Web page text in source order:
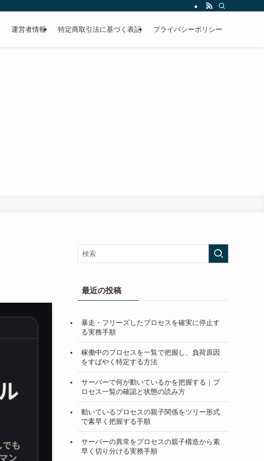
運営者情報 特定商取引法に基づく表記 プライバシーポリシー
最近の投稿
暴走・フリーズしたプロセスを確実に停止す
る実務手順
稼働中のプロセスを一覧で把握し、負荷原因
をすばやく特定する方法
サーバーで何が動いているかを把握する｜プ
ロセス一覧の確認と状態の読み方
動いているプロセスの親子関係をツリー形式
で素早く把握する手順
サーバーの異常をプロセスの親子構造から素
早く切り分ける実務手順